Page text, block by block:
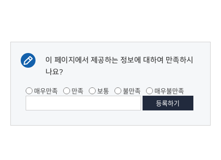
이 페이지에서 제공하는 정보에 대하여 만족하시
나요?
매우만족 만족 보통 불만족 매우불만족